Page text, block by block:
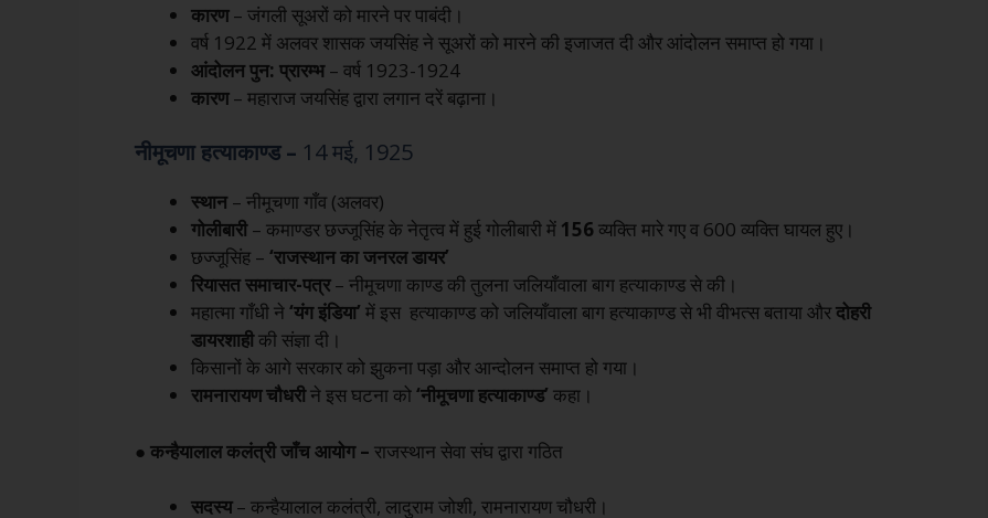
कारण– जंगली सूअरों को मारने पर पाबंदी।
वर्ष 1922 में अलवर शासक जयसिंह ने सूअरों को मारने की इजाजत दी और आंदोलन समाप्त हो गया।
आंदोलनपुन: प्रारम्भ– वर्ष 1923-1924
कारण– महाराज जयसिंह द्वारा लगान दरें बढ़ाना।
नीमूचणा हत्याकाण्ड – 14 मई, 1925
स्थान – नीमूचणा गाँव (अलवर)
गोलीबारी– कमाण्डर छज्जूसिंह के नेतृत्व में हुई गोलीबारी में 156व्यक्ति मारे गए व 600 व्यक्ति घायल हुए।
छज्जूसिंह – ‘राजस्थान का जनरल डायर’
रियासत समाचार-पत्र– नीमूचणा काण्ड की तुलना जलियाँवाला बाग हत्याकाण्ड से की।
महात्मा गाँधी ने‘यंग इंडिया’ में इस हत्याकाण्ड को जलियाँवाला बाग हत्याकाण्ड से भी वीभत्स बताया औरदोहरी
डायरशाहीकी संज्ञा दी।
किसानों के आगे सरकार को झुकना पड़ा और आन्दोलन समाप्त हो गया।
रामनारायण चौधरीने इस घटना को‘नीमूचणा हत्याकाण्ड’ कहा।
● कन्हैयालाल कलंत्री जाँच आयोग – राजस्थान सेवा संघ द्वारा गठित
सदस्य– कन्हैयालाल कलंत्री, लादुराम जोशी, रामनारायण चौधरी।